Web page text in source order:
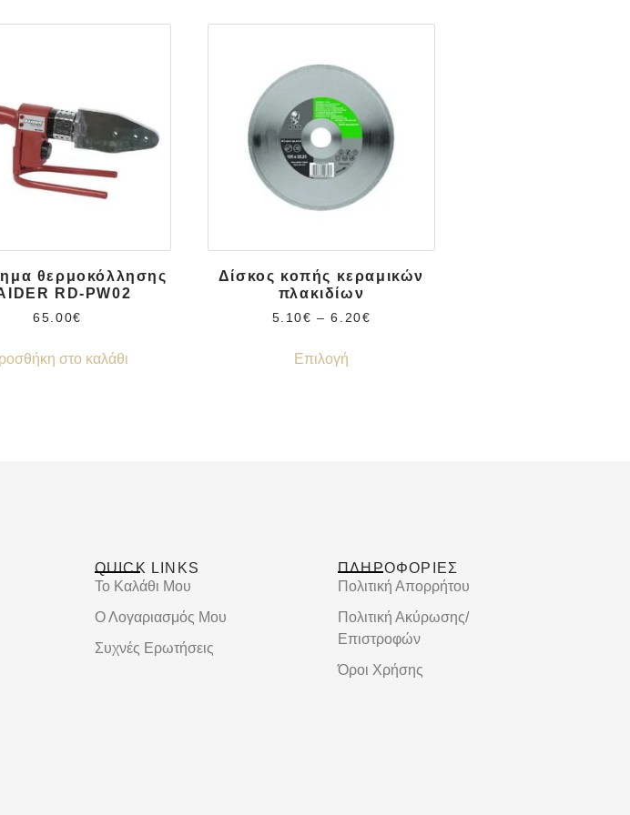
θερμοκόλλησης
RD-PW02
65.00€
στο καλάθι
Δίσκος κοπής κεραμικών
πλακιδίων
5.10€ – 6.20€
Επιλογή
QUICK LINKS
Το Καλάθι Μου
Ο Λογαριασμός Μου
Συχνές Ερωτήσεις
ΠΛΗΡΟΦΟΡΙΕΣ
Πολιτική Απορρήτου
Πολιτική Ακύρωσης/
Επιστροφών
Όροι Χρήσης